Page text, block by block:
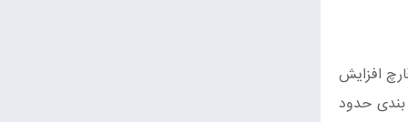
افزایش
و بسته بندی حدود